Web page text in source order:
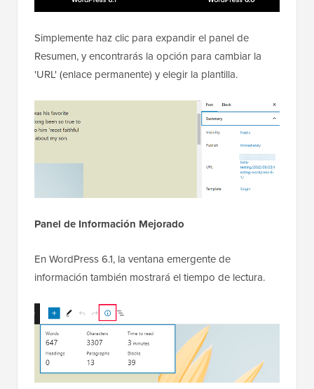
Simplemente haz clic para expandir el panel de
Resumen, y encontrarás la opción para cambiar la
'URL' (enlace permanente) y elegir la plantilla.
Panel de Información Mejorado
En WordPress 6.1, la ventana emergente de
información también mostrará el tiempo de lectura.